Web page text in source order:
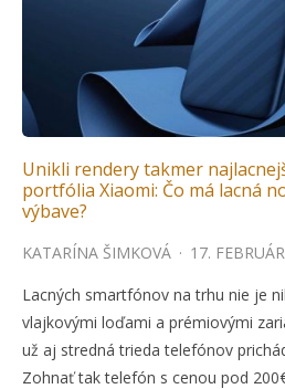
Unikli rendery takmer
portfólia Xiaomi: Čo má lacná
výbave?
KATARÍNA ŠIMKOVÁ · 17.
Lacných smartfónov na trhu nie je
vlajkovými loďami a prémiovými
už aj stredná trieda telefónov
Zohnať tak telefón s cenou pod